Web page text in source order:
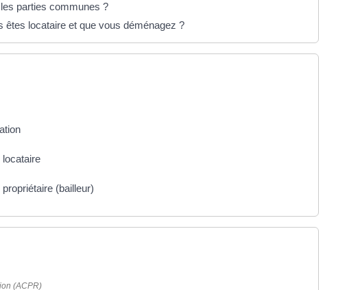
parties communes ?
locataire et que vous déménagez ?
locataire
(bailleur)
(ACPR)